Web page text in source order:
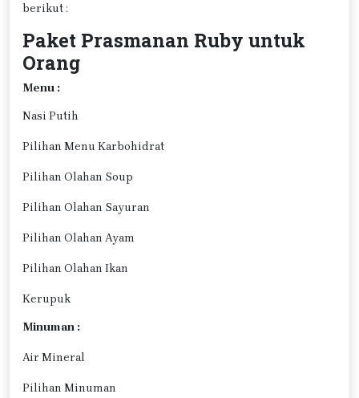
berikut :
Paket Prasmanan Ruby untuk
Orang
Menu :
Nasi Putih
Pilihan Menu Karbohidrat
Pilihan Olahan Soup
Pilihan Olahan Sayuran
Pilihan Olahan Ayam
Pilihan Olahan Ikan
Kerupuk
Minuman :
Air Mineral
Pilihan Minuman